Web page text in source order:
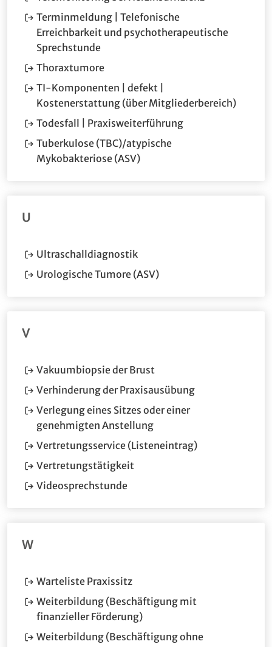
Terminmeldung | Telefonische
Erreichbarkeit und psychotherapeutische
Sprechstunde(Öffnet im neuen Fenster.)
Thoraxtumore(Öffnet im neuen Fenster.)
TI-Komponenten | defekt |
Kostenerstattung (über Mitgliederbereich)(Öffnet
Todesfall | Praxisweiterführung(Öffnet im neuen
Tuberkulose (TBC)/atypische
Mykobakteriose (ASV)(Öffnet im neuen Fenster.)
U
Ultraschalldiagnostik(Öffnet im neuen Fenster.)
Urologische Tumore (ASV)(Öffnet im neuen
V
Vakuumbiopsie der Brust
Verhinderung der Praxisausübung(Öffnet im
Verlegung eines Sitzes oder einer
genehmigten Anstellung(Öffnet im neuen
Vertretungsservice (Listeneintrag)(Öffnet im
Vertretungstätigkeit
Videosprechstunde(Öffnet im neuen Fenster.)
W
Warteliste Praxissitz(Öffnet im neuen Fenster.)
Weiterbildung (Beschäftigung mit
finanzieller Förderung)(Öffnet im neuen Fenster.)
Weiterbildung (Beschäftigung ohne